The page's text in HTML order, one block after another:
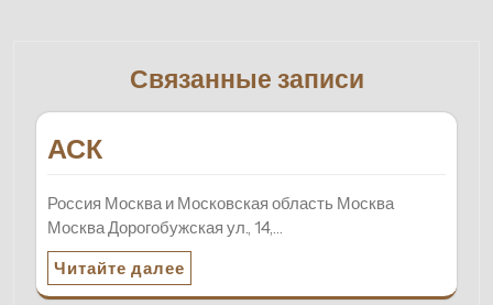
Связанные записи
АСК
Россия Москва и Московская область Москва
Москва Дорогобужская ул., 14,…
Читайте далее